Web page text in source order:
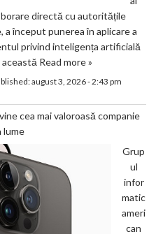
directă cu autoritățile
început punerea în aplicare a
privind inteligența artificială
Read more »
august 3, 2026 - 2:43 pm
cea mai valoroasă companie
lume
Grup
ul
infor
matic
ameri
can